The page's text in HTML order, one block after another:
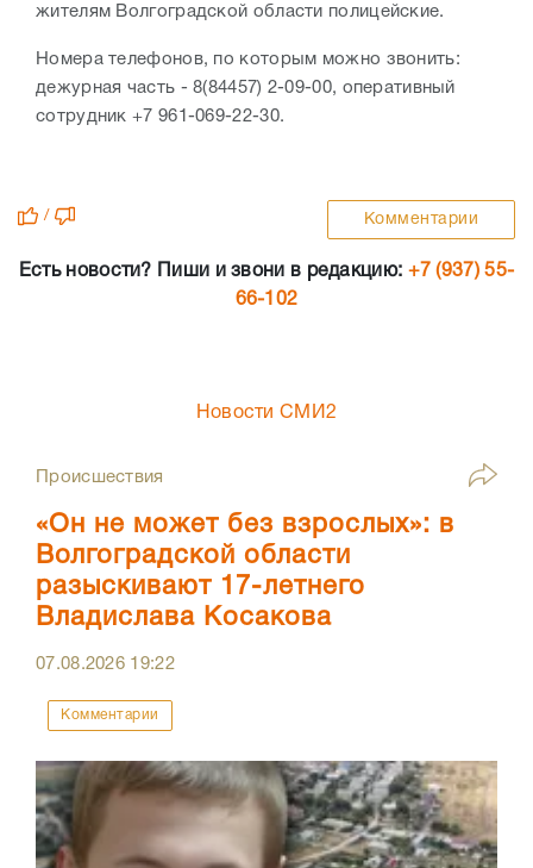
жителям Волгоградской области полицейские.
Номера телефонов, по которым можно звонить:
дежурная часть - 8(84457) 2-09-00, оперативный
сотрудник +7 961-069-22-30.
/ Комментарии
Есть новости? Пиши и звони в редакцию: +7 (937) 55-
66-102
Новости СМИ2
Происшествия
«Он не может без взрослых»: в
Волгоградской области
разыскивают 17-летнего
Владислава Косакова
07.08.2026 19:22
Комментарии